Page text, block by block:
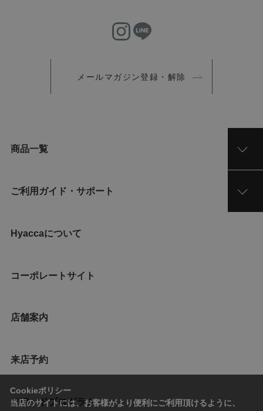
メールマガジン登録・解除
商品一覧
ご利用ガイド・サポート
Hyaccaについて
コーポレートサイト
店舗案内
来店予約
リワードプログラム
Cookieポリシー
当店のサイトには、お客様がより便利にご利用頂けるように、